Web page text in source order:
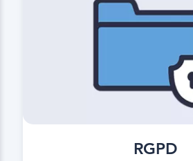
RGPD
RGPD
Numérique, sûr et
protection des